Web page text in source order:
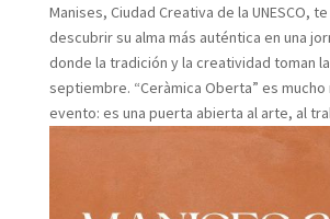
Manises, Ciudad Creativa de la UNESCO,
descubrir su alma más auténtica en una
donde la tradición y la creatividad toman
septiembre. “Ceràmica Oberta” es mucho
evento: es una puerta abierta al arte, al